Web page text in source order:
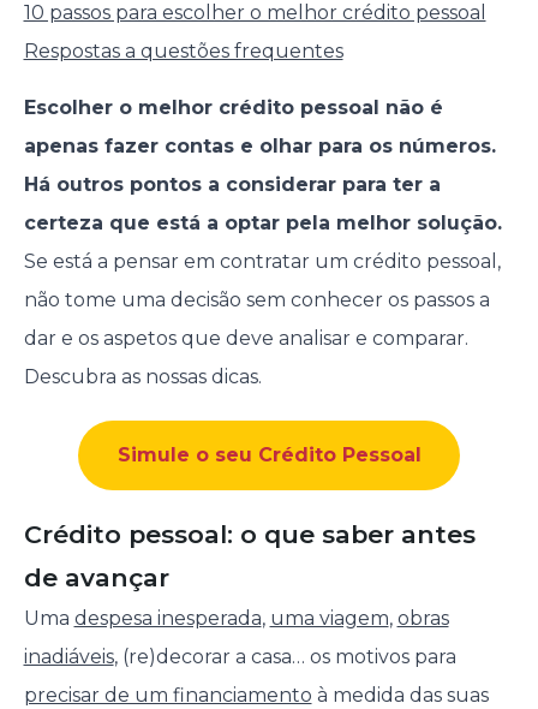
10 passos para escolher o melhor crédito pessoal
Respostas a questões frequentes
Escolher o melhor crédito pessoal não é
apenas fazer contas e olhar para os números.
Há outros pontos a considerar para ter a
certeza que está a optar pela melhor solução.
Se está a pensar em contratar um crédito pessoal,
não tome uma decisão sem conhecer os passos a
dar e os aspetos que deve analisar e comparar.
Descubra as nossas dicas.
Simule o seu Crédito Pessoal
Crédito pessoal: o que saber antes
de avançar
Uma despesa inesperada, uma viagem, obras
inadiáveis, (re)decorar a casa… os motivos para
precisar de um financiamento à medida das suas